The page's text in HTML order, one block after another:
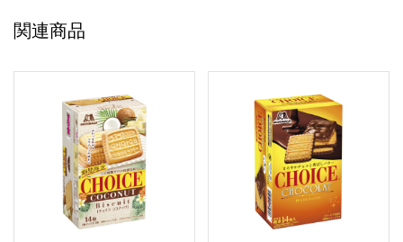
関連商品